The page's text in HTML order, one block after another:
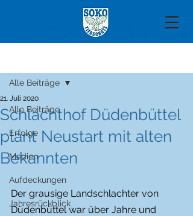
Alle Beiträge
Erfolge
Medien
Aufdeckungen
Jahresrückblick
Alle Beiträge
Schlachthof Düdenbüttel
plant Neustart mit alten
Bekannten
21. Juli 2020
Der grausige Landschlachter von
Düdenbüttel war über Jahre und